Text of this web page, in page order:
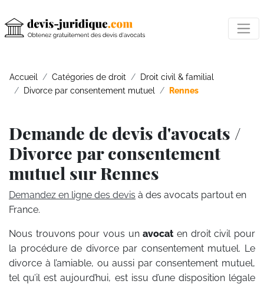
Accueil Catégories de droit
Droit civil & familial
Divorce par consentement mutuel
Rennes
Demande de devis d'avocats /
Divorce par consentement
mutuel sur Rennes
Demandez en ligne des devis à des avocats partout en
France.
Nous trouvons pour vous unavocaten droit civil pour
la procédure de divorce par consentement mutuel. Le
divorce à l’amiable, ou aussi par consentement mutuel,
tel qu’il est aujourd’hui, est issu d’une disposition légale